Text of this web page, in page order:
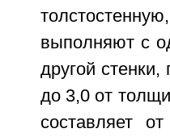
выполняют с
другой
до 3,0 от
составляет